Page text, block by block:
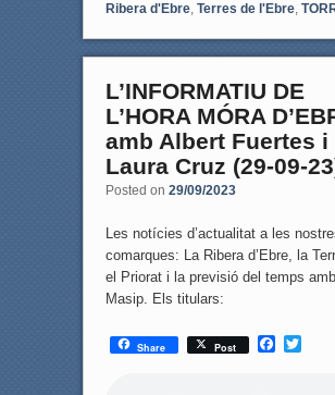
Ribera d'Ebre, Terres de l'Ebre,
L’INFORMATIU DE
L’HORA MÓRA
amb Albert Fuertes i
Laura Cruz (29-09-
Posted on 29/09/2023
Les notícies d’actualitat a les
comarques: La Ribera d’Ebre, la
el Priorat i la previsió del temps
Masip. Els titulars:
Share Post
F
T